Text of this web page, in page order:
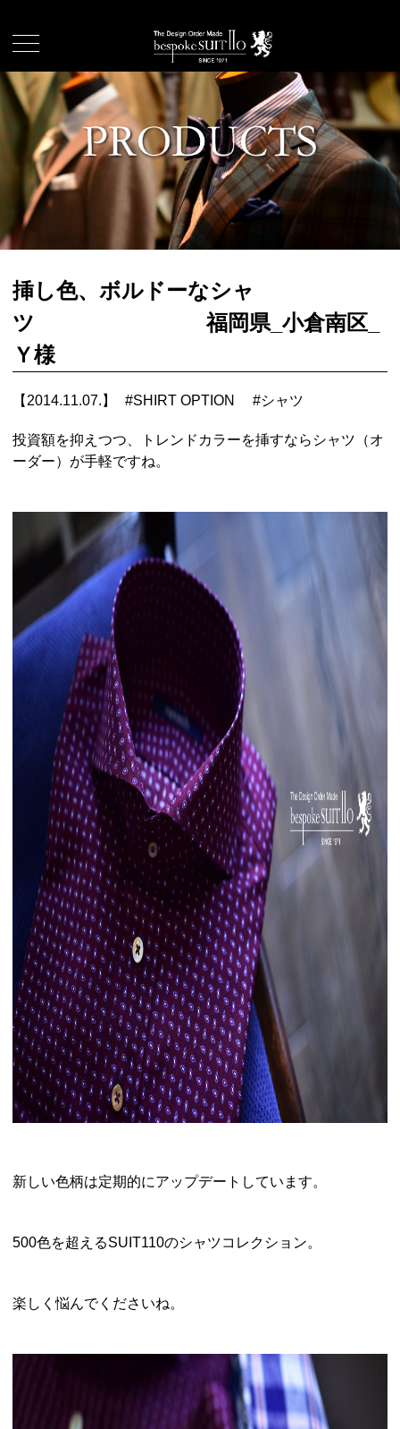
挿し色、ボルドーなシャ
ツ 福岡県_小倉南区_
Ｙ様
【2014.11.07.】 #SHIRT OPTION #シャツ
投資額を抑えつつ、トレンドカラーを挿すならシャツ（オ
ーダー）が手軽ですね。
新しい色柄は定期的にアップデートしています。
500色を超えるSUIT110のシャツコレクション。
楽しく悩んでくださいね。